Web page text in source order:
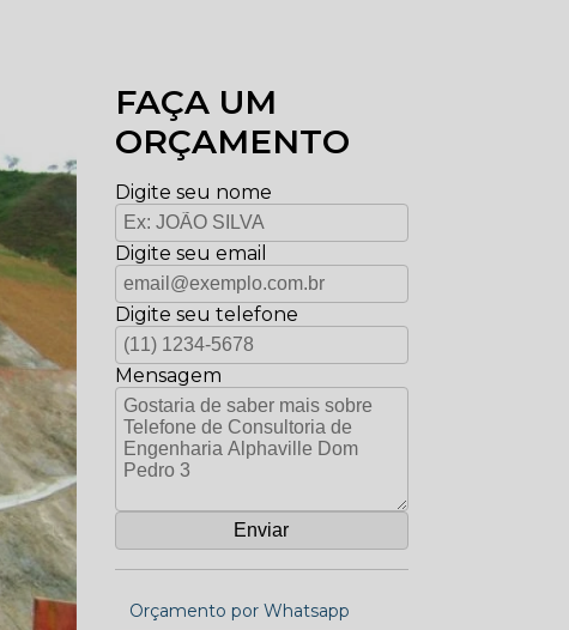
FAÇA UM
ORÇAMENTO
Digite seu nome
Digite seu email
Digite seu telefone
Mensagem
Orçamento por Whatsapp